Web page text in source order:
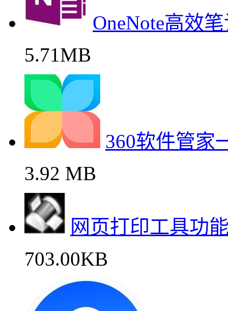
OneNote高效
5.71MB
360软件管家
3.92 MB
网页打印工具功
703.00KB